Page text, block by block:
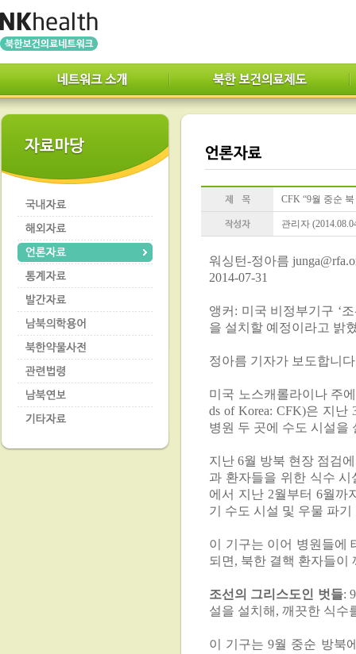
CFK “9월 중순
관리자
워싱턴-정아름
2014-07-31
앵커: 미국 비정부기구 ‘
을 설치할 예정이라고 밝
정아름 기자가 보도합니
미국 노스캐롤라이나 주
ds of Korea: CFK)은 지
병원 두 곳에 수도 시설을
지난 6월 방북 현장 점검
과 환자들을 위한 식수
에서 지난 2월부터 6월까
기 수도 시설 및 우물 파
이 기구는 이어 병원들에
되면, 북한 결핵 환자들이
조선의 그리스도인 벗들:
설을 설치해, 깨끗한 식수
이 기구는 9월 중순 방북